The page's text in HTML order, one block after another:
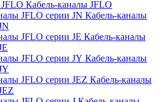
Кабель-каналы JFLO
Кабель-каналы
Кабель-каналы
Кабель-каналы
Кабель-каналы